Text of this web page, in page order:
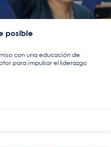
posible
con una educación de
para impulsar el liderazgo